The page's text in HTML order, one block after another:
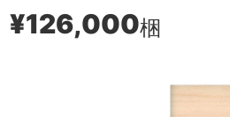
¥126,000梱